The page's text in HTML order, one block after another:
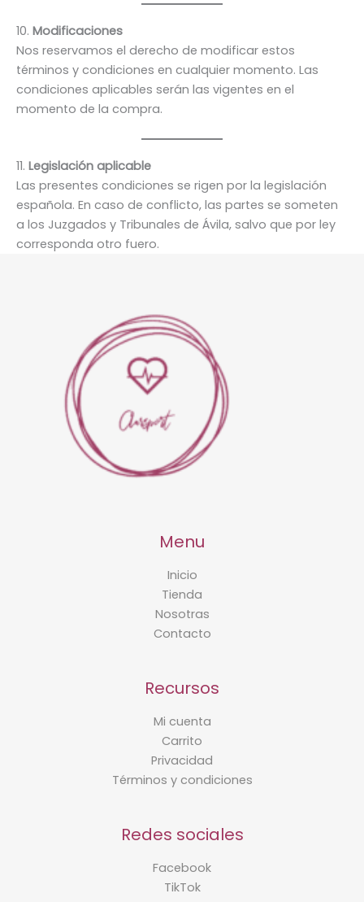
10. Modificaciones
Nos reservamos el derecho de modificar estos
términos y condiciones en cualquier momento. Las
condiciones aplicables serán las vigentes en el
momento de la compra.
11. Legislación aplicable
Las presentes condiciones se rigen por la legislación
española. En caso de conflicto, las partes se someten
a los Juzgados y Tribunales de Ávila, salvo que por ley
corresponda otro fuero.
Menu
Inicio
Tienda
Nosotras
Contacto
Recursos
Mi cuenta
Carrito
Privacidad
Términos y condiciones
Redes sociales
Facebook
TikTok